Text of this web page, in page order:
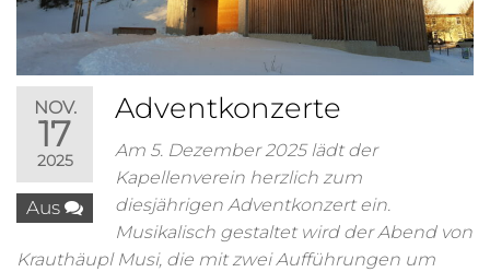
NOV.
17
2025
Aus
Adventkonzerte
Am 5. Dezember 2025 lädt der
Kapellenverein herzlich zum
diesjährigen Adventkonzert ein.
Musikalisch gestaltet wird der Abend von
Krauthäupl Musi, die mit zwei Aufführungen um